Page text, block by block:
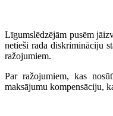
Līgumslēdzējām pusēm
netieši rada diskrimināciju
ražojumiem.
Par ražojumiem, kas
maksājumu kompensāciju,